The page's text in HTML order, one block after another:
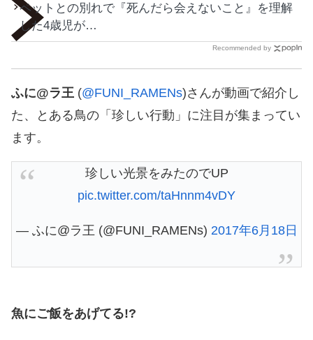
ペットとの別れで『死んだら会えないこと』を理解
した4歳児が…
Recommended by
ふに@ラ王 (@FUNI_RAMENs)さんが動画で紹介し
た、とある鳥の「珍しい行動」に注目が集まってい
ます。
珍しい光景をみたのでUP
pic.twitter.com/taHnnm4vDY
— ふに@ラ王 (@FUNI_RAMENs) 2017年6月18日
魚にご飯をあげてる!?